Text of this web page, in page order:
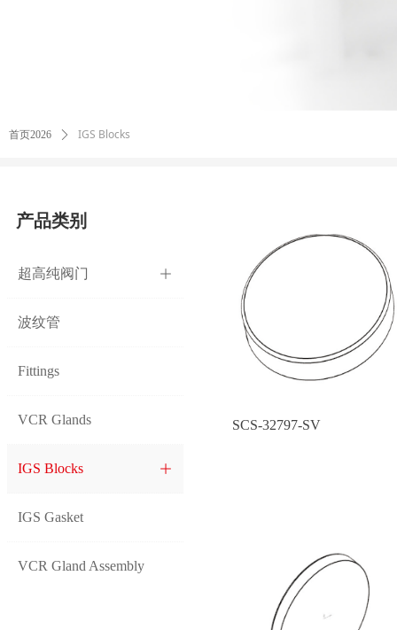
SCS-32797-SV
首页2026 ꄲ IGS Blocks
ꄶ
超高纯阀门
波纹管
Fittings
VCR Glands
ꄶ
IGS Blocks
IGS Gasket
VCR Gland Assembly
产品类别